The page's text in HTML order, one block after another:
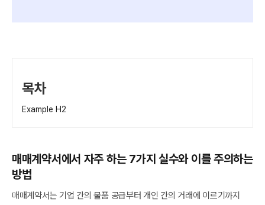
목차
Example H2
매매계약서에서 자주 하는 7가지 실수와 이를 주의하는
방법
매매계약서는 기업 간의 물품 공급부터 개인 간의 거래에 이르기까지